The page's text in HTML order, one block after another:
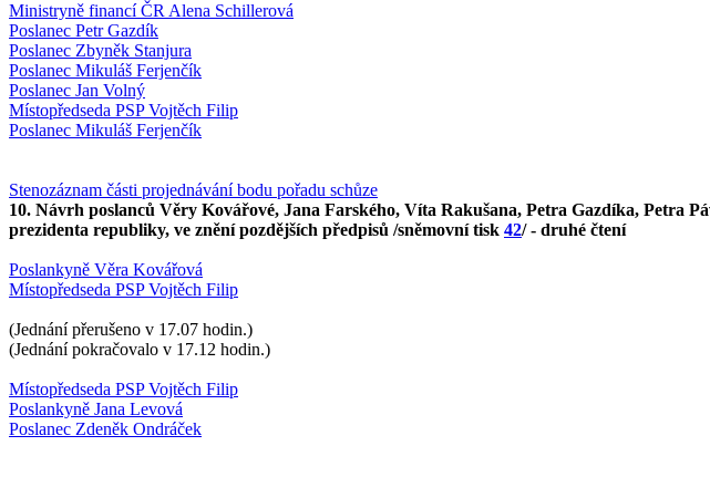
Ministryně financí ČR Alena Schillerová
Poslanec Petr Gazdík
Poslanec Zbyněk Stanjura
Poslanec Mikuláš Ferjenčík
Poslanec Jan Volný
Místopředseda PSP Vojtěch Filip
Poslanec Mikuláš Ferjenčík
Stenozáznam části projednávání bodu pořadu schůze
10. Návrh poslanců Věry Kovářové, Jana Farského, Víta Rakušana, Petra Gazdíka, Petra
prezidenta republiky, ve znění pozdějších předpisů /sněmovní tisk 42/ - druhé čtení
Poslankyně Věra Kovářová
Místopředseda PSP Vojtěch Filip
(Jednání přerušeno v 17.07 hodin.)
(Jednání pokračovalo v 17.12 hodin.)
Místopředseda PSP Vojtěch Filip
Poslankyně Jana Levová
Poslanec Zdeněk Ondráček